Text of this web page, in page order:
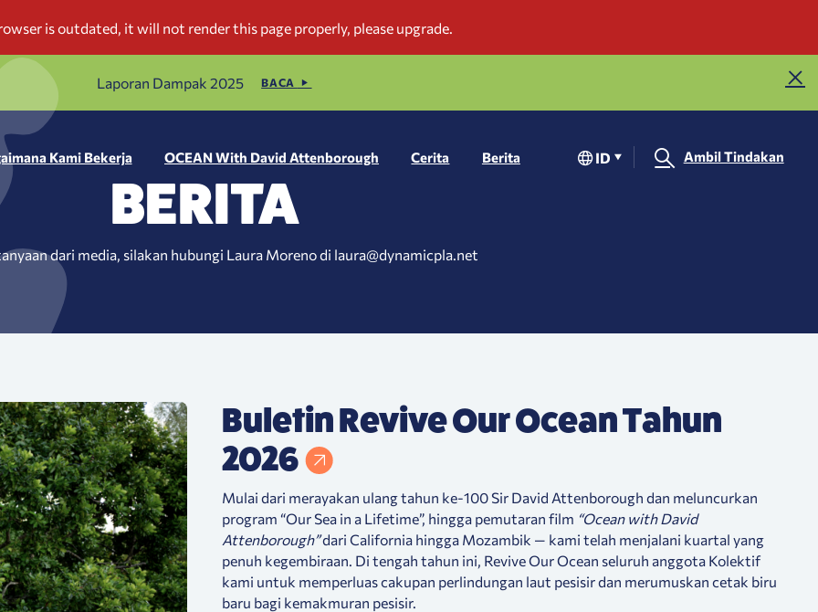
Laporan Dampak 2025 BACA
Kami Bekerja OCEAN With David Attenborough Cerita Berita ID Ambil Tindakan
BERITA
dari media, silakan hubungi Laura Moreno di laura@dynamicpla.net
Buletin Revive Our Ocean Tahun
2026
Mulai dari merayakan ulang tahun ke-100 Sir David Attenborough dan meluncurkan
program “Our Sea in a Lifetime”, hingga pemutaran film “Ocean with David
Attenborough”dari California hingga Mozambik — kami telah menjalani kuartal yang
penuh kegembiraan. Di tengah tahun ini, Revive Our Ocean seluruh anggota Kolektif
kami untuk memperluas cakupan perlindungan laut pesisir dan merumuskan cetak biru
baru bagi kemakmuran pesisir.